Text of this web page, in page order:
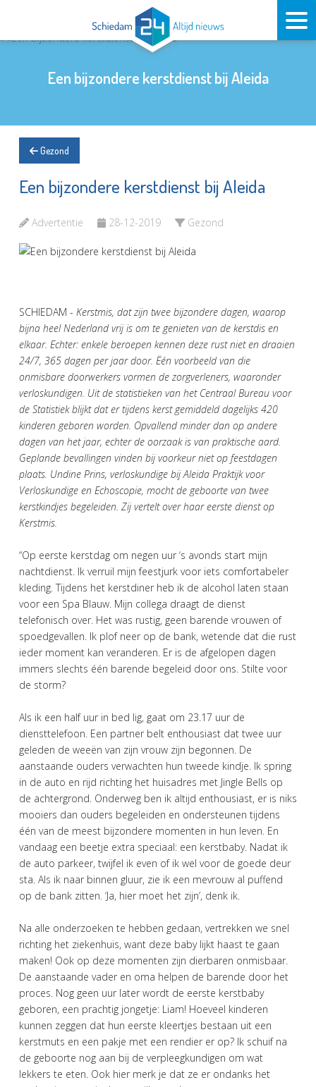
Een bijzondere kerstdienst bij Aleida
Gezond
Een bijzondere kerstdienst bij Aleida
Advertentie 28-12-2019 Gezond
SCHIEDAM - Kerstmis, dat zijn twee bijzondere dagen, waarop
bijna heel Nederland vrij is om te genieten van de kerstdis en
elkaar. Echter: enkele beroepen kennen deze rust niet en draaien
24/7, 365 dagen per jaar door. Ëén voorbeeld van die
onmisbare doorwerkers vormen de zorgverleners, waaronder
verloskundigen. Uit de statistieken van het Centraal Bureau voor
de Statistiek blijkt dat er tijdens kerst gemiddeld dagelijks 420
kinderen geboren worden. Opvallend minder dan op andere
dagen van het jaar, echter de oorzaak is van praktische aard.
Geplande bevallingen vinden bij voorkeur niet op feestdagen
plaats. Undine Prins, verloskundige bij Aleida Praktijk voor
Verloskundige en Echoscopie, mocht de geboorte van twee
kerstkindjes begeleiden. Zij vertelt over haar eerste dienst op
Kerstmis.
“Op eerste kerstdag om negen uur ‘s avonds start mijn
nachtdienst. Ik verruil mijn feestjurk voor iets comfortabeler
kleding. Tijdens het kerstdiner heb ik de alcohol laten staan
voor een Spa Blauw. Mijn collega draagt de dienst
telefonisch over. Het was rustig, geen barende vrouwen of
spoedgevallen. Ik plof neer op de bank, wetende dat die rust
ieder moment kan veranderen. Er is de afgelopen dagen
immers slechts één barende begeleid door ons. Stilte voor
de storm?
Als ik een half uur in bed lig, gaat om 23.17 uur de
diensttelefoon. Een partner belt enthousiast dat twee uur
geleden de weeën van zijn vrouw zijn begonnen. De
aanstaande ouders verwachten hun tweede kindje. Ik spring
in de auto en rijd richting het huisadres met Jingle Bells op
de achtergrond. Onderweg ben ik altijd enthousiast, er is niks
mooiers dan ouders begeleiden en ondersteunen tijdens
één van de meest bijzondere momenten in hun leven. En
vandaag een beetje extra speciaal: een kerstbaby. Nadat ik
de auto parkeer, twijfel ik even of ik wel voor de goede deur
sta. Als ik naar binnen gluur, zie ik een mevrouw al puffend
op de bank zitten. ‘Ja, hier moet het zijn’, denk ik.
Na alle onderzoeken te hebben gedaan, vertrekken we snel
richting het ziekenhuis, want deze baby lijkt haast te gaan
maken! Ook op deze momenten zijn dierbaren onmisbaar.
De aanstaande vader en oma helpen de barende door het
proces. Nog geen uur later wordt de eerste kerstbaby
geboren, een prachtig jongetje: Liam! Hoeveel kinderen
kunnen zeggen dat hun eerste kleertjes bestaan uit een
kerstmuts en een pakje met een rendier er op? Ik schuif na
de geboorte nog aan bij de verpleegkundigen om wat
lekkers te eten. Ook hier merk je dat ze er ondanks het